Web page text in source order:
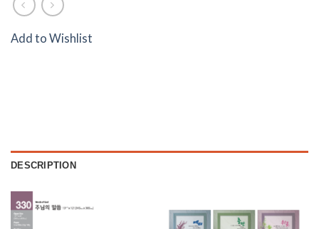
Add to Wishlist
DESCRIPTION